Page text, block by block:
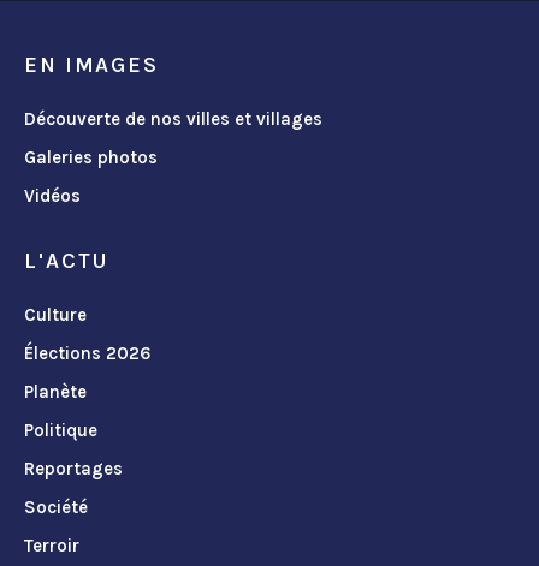
EN IMAGES
Découverte de nos villes et villages
Galeries photos
Vidéos
L'ACTU
Culture
Élections 2026
Planète
Politique
Reportages
Société
Terroir